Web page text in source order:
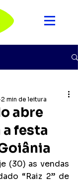
abre
festa
2 min de leitura
(30) as vendas
“Raiz 2” de